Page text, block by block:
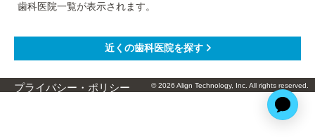
歯科医院一覧が表示されます。
プライバシー・ポリシー © 2026 Align Technology, Inc. All rights reserved.